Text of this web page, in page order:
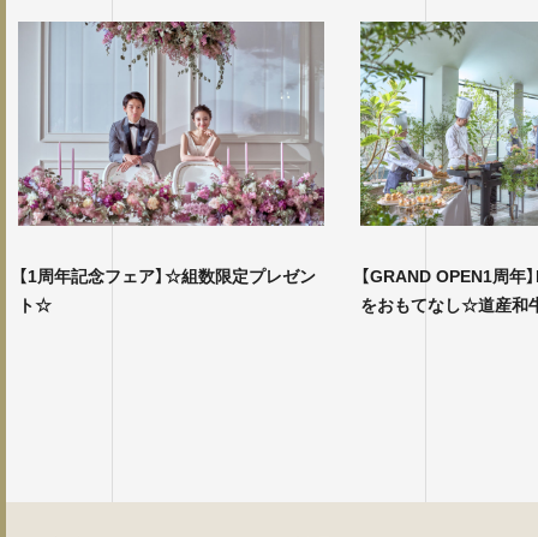
【1周年記念フェア】☆組数限定プレゼン
ト☆
【GRAND OPEN1周年
をおもてなし☆道産和